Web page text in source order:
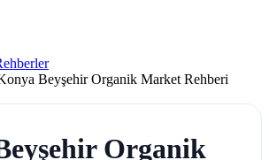
Beyşehir Organik Market Rehberi
Organik